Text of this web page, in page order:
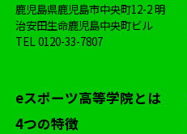
鹿児島県鹿児島市中央町12-2 明
治安田生命鹿児島中央町ビル
TEL0120-33-7807
eスポーツ高等学院とは
4つの特徴